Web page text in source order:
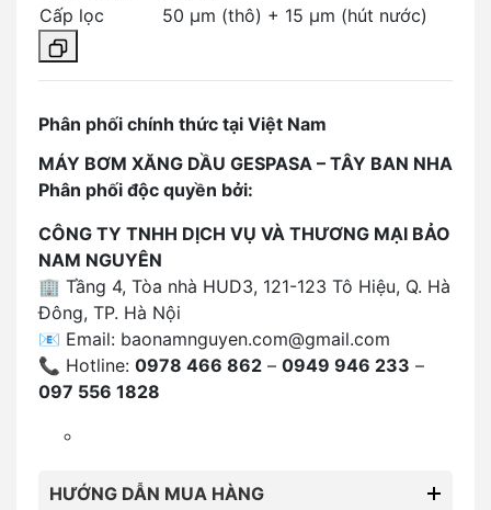
Cấp lọc
50 µm (thô) + 15 µm (hút nước)
Phân phối chính thức tại Việt Nam
MÁY BƠM XĂNG DẦU GESPASA – TÂY BAN NHA
Phân phối độc quyền bởi:
CÔNG TY TNHH DỊCH VỤ VÀ THƯƠNG MẠI BẢO
NAM NGUYÊN
🏢 Tầng 4, Tòa nhà HUD3, 121-123 Tô Hiệu, Q. Hà
Đông, TP. Hà Nội
📧 Email: baonamnguyen.com@gmail.com
📞 Hotline: 0978 466 862 – 0949 946 233 –
097 556 1828
HƯỚNG DẪN MUA HÀNG